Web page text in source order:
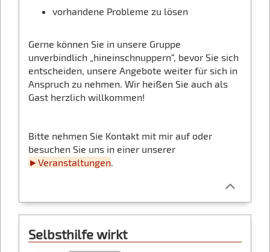
vorhandene Probleme zu lösen
Gerne können Sie in unsere Gruppe
unverbindlich „hineinschnuppern“, bevor Sie sich
entscheiden, unsere Angebote weiter für sich in
Anspruch zu nehmen. Wir heißen Sie auch als
Gast herzlich willkommen!
Bitte nehmen Sie Kontakt mit mir auf oder
besuchen Sie uns in einer unserer
►Veranstaltungen.
Selbsthilfe wirkt